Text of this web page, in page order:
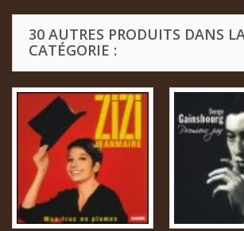
30 AUTRES PRODUITS DANS
CATÉGORIE :